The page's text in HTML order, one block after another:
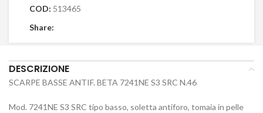
COD: 513465
Share:
DESCRIZIONE
SCARPE BASSE ANTIF. BETA 7241NE S3 SRC N.46
Mod. 7241NE S3 SRC tipo basso, soletta antiforo, tomaia in pelle